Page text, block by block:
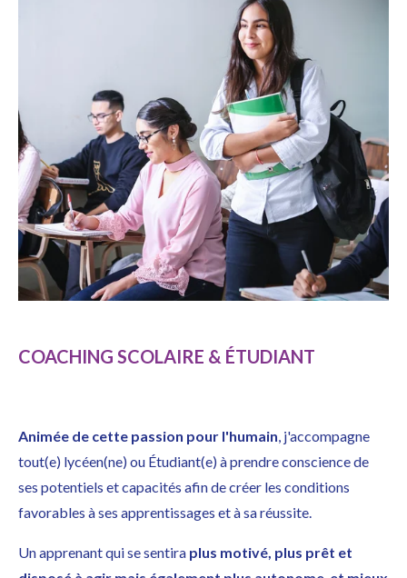
COACHING SCOLAIRE & ÉTUDIANT
Animée de cette passion pour l'humain, j'accompagne
tout(e) lycéen(ne) ou Étudiant(e) à prendre conscience de
ses potentiels et capacités afin de créer les conditions
favorables à ses apprentissages et à sa réussite.
Un apprenant qui se sentira plus motivé, plus prêt et